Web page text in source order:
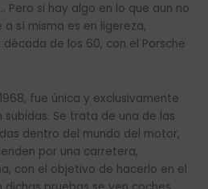
Pero si hay algo en lo que aun no
sí misma es en ligereza,
de los 60, con el Porsche
fue única y exclusivamente
Se trata de una de las
dentro del mundo del motor,
por una carretera,
con el objetivo de hacerlo en el